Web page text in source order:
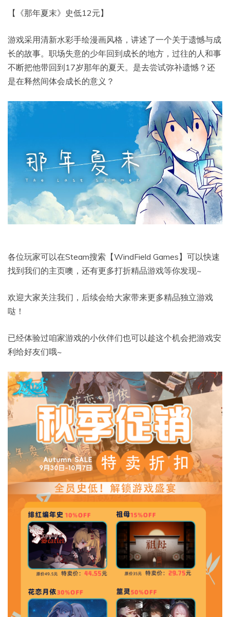
【《那年夏末》史低12元】
游戏采用清新水彩手绘漫画风格，讲述了一个关于遗憾与成
长的故事。职场失意的少年回到成长的地方，过往的人和事
不断把他带回到17岁那年的夏天。是去尝试弥补遗憾？还
是在释然间体会成长的意义？
各位玩家可以在Steam搜索【WindField Games】可以快速
找到我们的主页噢，还有更多打折精品游戏等你发现~
欢迎大家关注我们，后续会给大家带来更多精品独立游戏
哒！
已经体验过咱家游戏的小伙伴们也可以趁这个机会把游戏安
利给好友们哦~